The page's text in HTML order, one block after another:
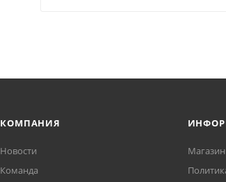
КОМПАНИЯ
Новости
Команда